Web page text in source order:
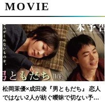
MOVIE
松岡茉優×成田凌『男ともだち』 恋人
ではない2人が紡ぐ曖昧で切ない予告